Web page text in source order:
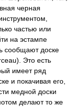
черная
частью или
на эстампе
сообщают доске
Это есть
имеет ряд
и покачивая его,
медной доски
делают то же